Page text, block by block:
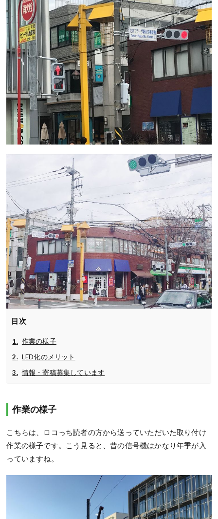
目次
作業の様子
LED化のメリット
情報・寄稿募集しています
作業の様子
こちらは、ロコっち読者の方から送っていただいた取り付け
作業の様子です。こう見ると、昔の信号機はかなり年季が入
っていますね。